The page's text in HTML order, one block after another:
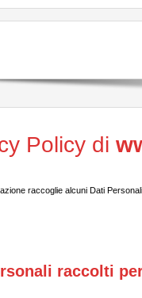
Policy di
raccoglie alcuni Dati
raccolti